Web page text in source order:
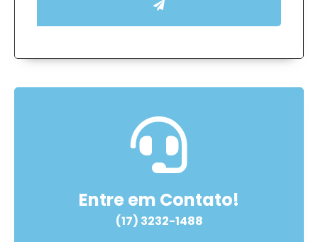
Entre em Contato!
(17) 3232-1488